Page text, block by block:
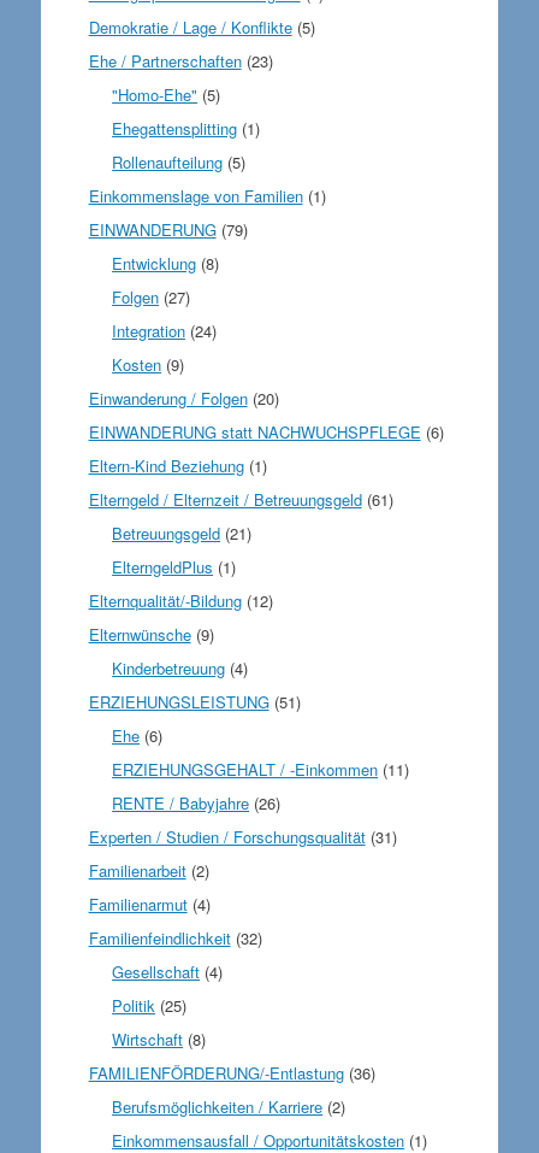
Demokratie / Lage / Konflikte(5)
Ehe / Partnerschaften(23)
"Homo-Ehe" (5)
Ehegattensplitting (1)
Rollenaufteilung (5)
Einkommenslage von Familien(1)
EINWANDERUNG(79)
Entwicklung (8)
Folgen (27)
Integration (24)
Kosten (9)
Einwanderung / Folgen(20)
EINWANDERUNG statt NACHWUCHSPFLEGE (6)
Eltern-Kind Beziehung(1)
Elterngeld / Elternzeit / Betreuungsgeld(61)
Betreuungsgeld (21)
ElterngeldPlus (1)
Elternqualität/-Bildung(12)
Elternwünsche(9)
Kinderbetreuung (4)
ERZIEHUNGSLEISTUNG(51)
Ehe (6)
ERZIEHUNGSGEHALT / -Einkommen (11)
RENTE / Babyjahre (26)
Experten / Studien / Forschungsqualität(31)
Familienarbeit(2)
Familienarmut(4)
Familienfeindlichkeit(32)
Gesellschaft (4)
Politik (25)
Wirtschaft (8)
FAMILIENFÖRDERUNG/-Entlastung(36)
Berufsmöglichkeiten / Karriere (2)
Einkommensausfall / Opportunitätskosten (1)